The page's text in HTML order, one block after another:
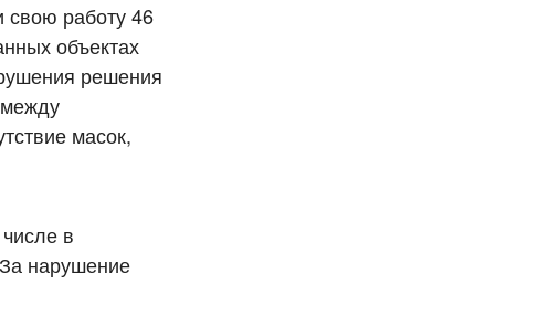
свою работу 46
объектах
решения
масок,
в
нарушение